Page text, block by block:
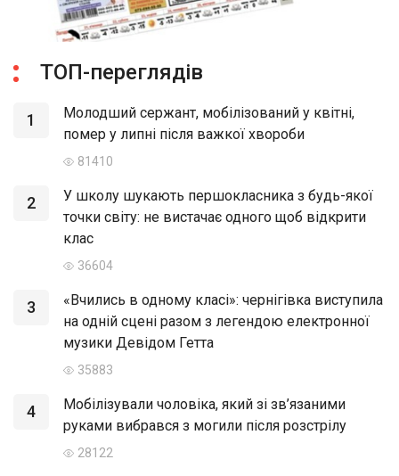
ТОП-переглядів
1
Молодший сержант, мобілізований у квітні,
помер у липні після важкої хвороби
81410
2
У школу шукають першокласника з будь-якої
точки світу: не вистачає одного щоб відкрити
клас
36604
3
«Вчились в одному класі»: чернігівка виступила
на одній сцені разом з легендою електронної
музики Девідом Гетта
35883
4
Мобілізували чоловіка, який зі зв’язаними
руками вибрався з могили після розстрілу
28122